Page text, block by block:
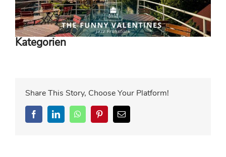
Kategorien
Share This Story, Choose Your Platform!
FacebookLinkedInWhatsAppPinterestE-
Mail